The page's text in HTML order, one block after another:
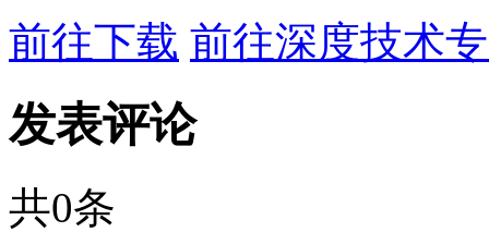
前往下载 前往深度技术
发表评论
共0条